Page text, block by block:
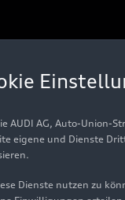
Center Fotos
AUDI AG, Auto-Union-
eigene und Dienste
Dienste nutzen zu